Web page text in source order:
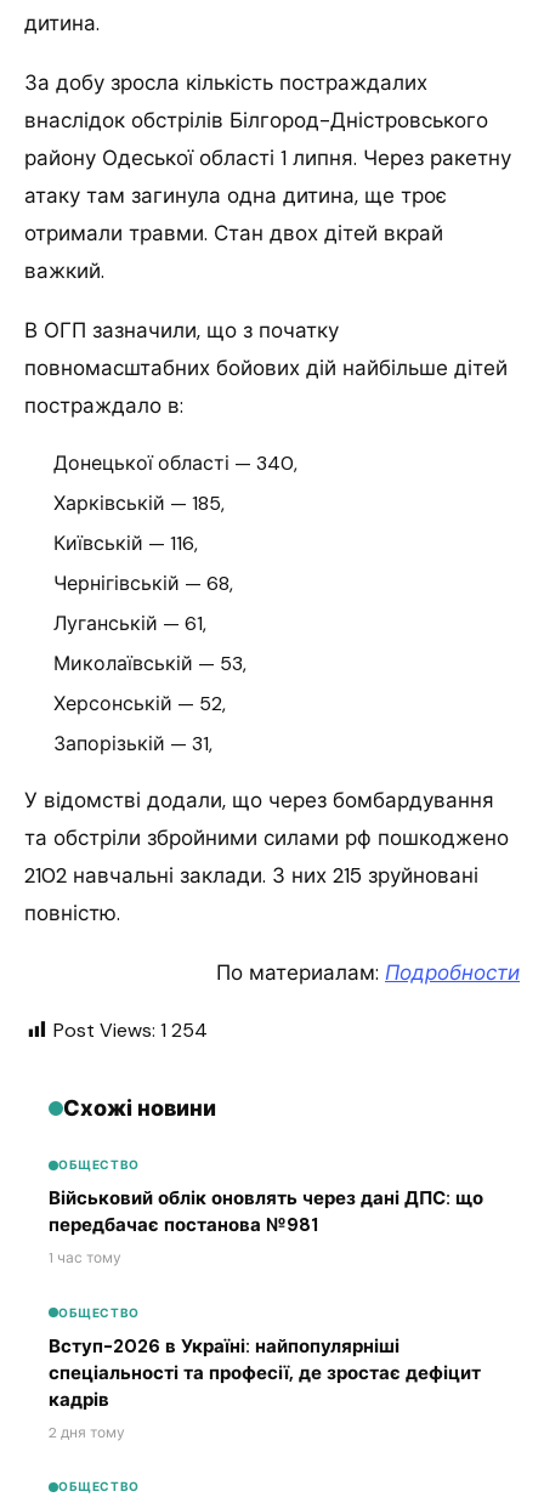
дитина.
За добу зросла кількість постраждалих
внаслідок обстрілів Білгород-Дністровського
району Одеської області 1 липня. Через ракетну
атаку там загинула одна дитина, ще троє
отримали травми. Стан двох дітей вкрай
важкий.
В ОГП зазначили, що з початку
повномасштабних бойових дій найбільше дітей
постраждало в:
Донецької області — 340,
Харківській — 185,
Київській — 116,
Чернігівській — 68,
Луганській — 61,
Миколаївській — 53,
Херсонській — 52,
Запорізькій — 31,
У відомстві додали, що через бомбардування
та обстріли збройними силами рф пошкоджено
2102 навчальні заклади. З них 215 зруйновані
повністю.
По материалам: Подробности
Post Views: 1 254
Схожі новини
ОБЩЕСТВО
Військовий облік оновлять через дані ДПС: що
передбачає постанова №981
1 час тому
ОБЩЕСТВО
Вступ-2026 в Україні: найпопулярніші
спеціальності та професії, де зростає дефіцит
кадрів
2 дня тому
ОБЩЕСТВО